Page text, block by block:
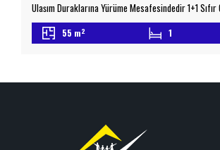
Ulaşım Duraklarına Yürüme Mesafesindedir 1+1
Eşyalıdır Krediye Uygundur Detaylı Bilgi İçin Lütfen
Geçiniz emniyetemlak.com.tr Taşınmaz Ticaret Yetki
55 m2 1